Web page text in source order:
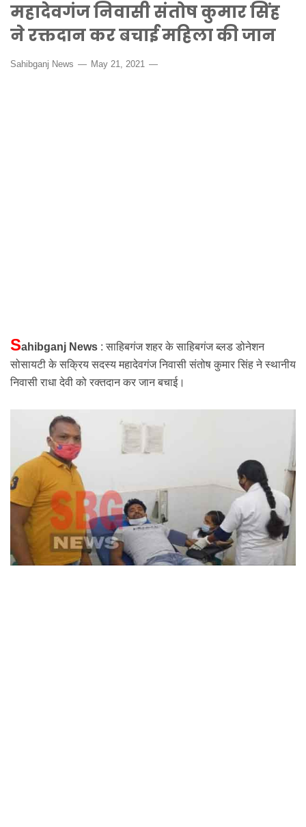
महादेवगंज निवासी संतोष कुमार सिंह
ने रक्तदान कर बचाई महिला की जान
Sahibganj News May 21, 2021
Sahibganj News : साहिबगंज शहर के साहिबगंज ब्लड डोनेशन
सोसायटी के सक्रिय सदस्य महादेवगंज निवासी संतोष कुमार सिंह ने स्थानीय
निवासी राधा देवी को रक्तदान कर जान बचाई।